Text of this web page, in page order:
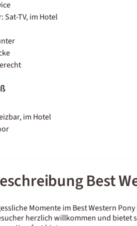
Sat-TV, im Hotel
im Hotel
Best
Momente im Best Western
herzlich willkommen und bietet